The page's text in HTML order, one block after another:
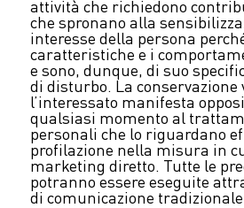
attività che richiedono
che spronano alla
interesse della persona
caratteristiche e i
e sono, dunque, di suo
di disturbo. La conservazione
l’interessato manifesta
qualsiasi momento al
personali che lo riguardano
profilazione nella misura in
marketing diretto. Tutte le
potranno essere eseguite
di comunicazione